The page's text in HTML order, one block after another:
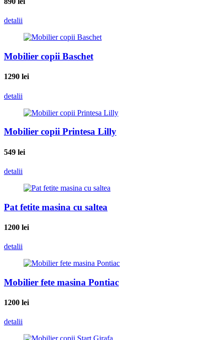
detalii
Mobilier copii Baschet
1290 lei
detalii
Mobilier copii Printesa Lilly
549 lei
detalii
Pat fetite masina cu saltea
1200 lei
detalii
Mobilier fete masina Pontiac
1200 lei
detalii